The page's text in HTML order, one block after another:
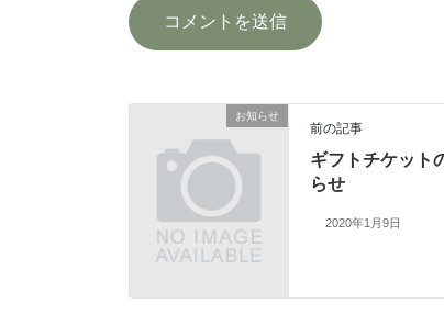
お知らせ
前の記事
ギフトチケット
らせ
2020年1月9日